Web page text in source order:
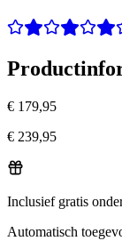
€ 179,95
€ 239,95
Inclusief gratis
Automatisch